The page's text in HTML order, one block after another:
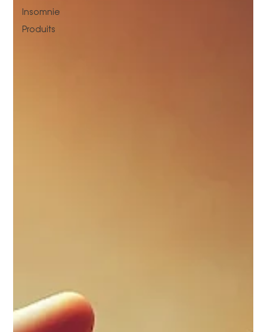
Insomnie
Produits